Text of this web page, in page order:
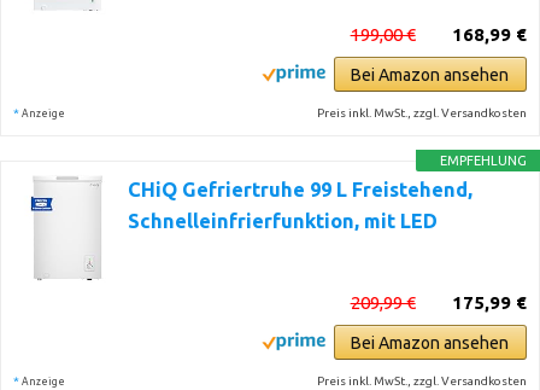
168,99 €
199,00 €
Bei Amazon ansehen
* Anzeige Preis inkl. MwSt., zzgl. Versandkosten
EMPFEHLUNG
CHiQ Gefriertruhe 99 L Freistehend,
Schnelleinfrierfunktion, mit LED
175,99 €
209,99 €
Bei Amazon ansehen
* Anzeige Preis inkl. MwSt., zzgl. Versandkosten